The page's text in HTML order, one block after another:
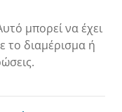
μπορεί να έχει
το διαμέρισμα ή